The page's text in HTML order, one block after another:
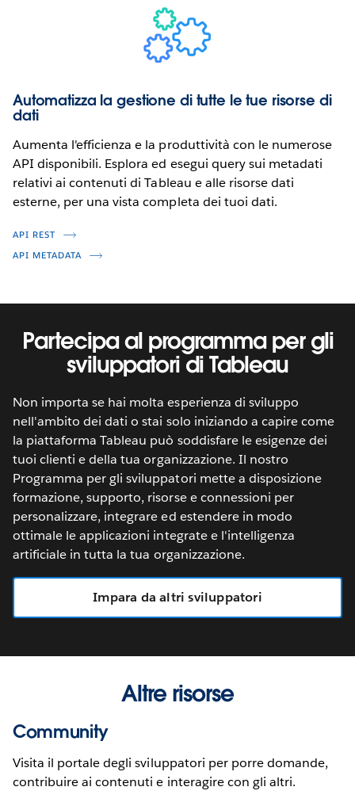
Automatizza la gestione di tutte le tue risorse di
dati
Aumenta l'efficienza e la produttività con le numerose
API disponibili. Esplora ed esegui query sui metadati
relativi ai contenuti di Tableau e alle risorse dati
esterne, per una vista completa dei tuoi dati.
API REST
API METADATA
Partecipa al programma per gli
sviluppatori di Tableau
Non importa se hai molta esperienza di sviluppo
nell'ambito dei dati o stai solo iniziando a capire come
la piattaforma Tableau può soddisfare le esigenze dei
tuoi clienti e della tua organizzazione. Il nostro
Programma per gli sviluppatori mette a disposizione
formazione, supporto, risorse e connessioni per
personalizzare, integrare ed estendere in modo
ottimale le applicazioni integrate e l'intelligenza
artificiale in tutta la tua organizzazione.
Impara da altri sviluppatori
Altre risorse
Community
Visita il portale degli sviluppatori per porre domande,
contribuire ai contenuti e interagire con gli altri.